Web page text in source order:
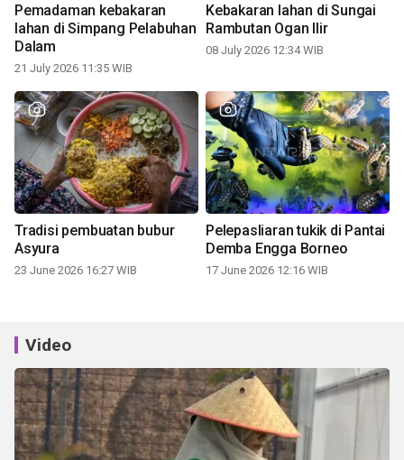
Pemadaman kebakaran
lahan di Simpang Pelabuhan
Dalam
21 July 2026 11:35 WIB
Kebakaran lahan di Sungai
Rambutan Ogan Ilir
08 July 2026 12:34 WIB
Tradisi pembuatan bubur
Asyura
23 June 2026 16:27 WIB
Pelepasliaran tukik di Pantai
Demba Engga Borneo
17 June 2026 12:16 WIB
Video